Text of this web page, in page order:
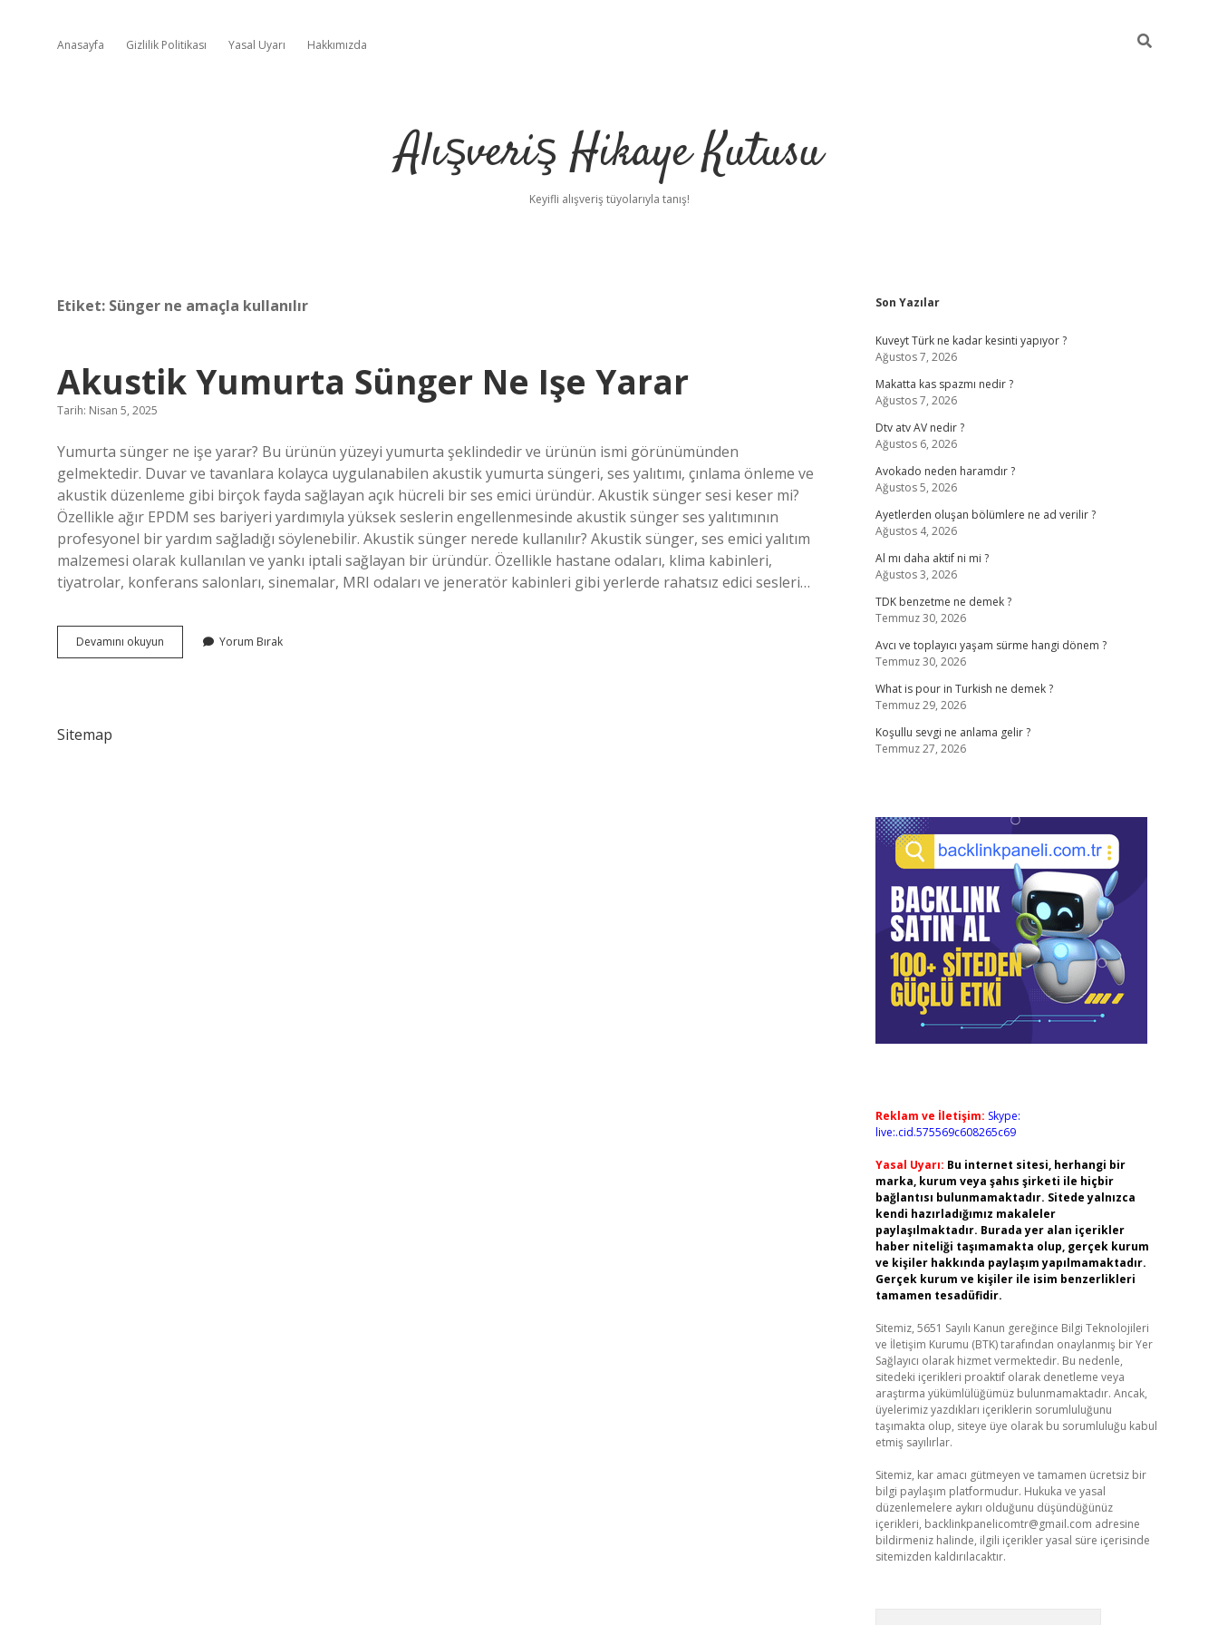
Anasayfa Gizlilik Politikası Yasal Uyarı Hakkımızda
Alışveriş Hikaye Kutusu
Keyifli alışveriş tüyolarıyla tanış!
Etiket: Sünger ne amaçla kullanılır
Akustik Yumurta Sünger Ne Işe Yarar
Tarih: Nisan 5, 2025
Yumurta sünger ne işe yarar? Bu ürünün yüzeyi yumurta şeklindedir ve ürünün ismi görünümünden
gelmektedir. Duvar ve tavanlara kolayca uygulanabilen akustik yumurta süngeri, ses yalıtımı, çınlama önleme ve
akustik düzenleme gibi birçok fayda sağlayan açık hücreli bir ses emici üründür. Akustik sünger sesi keser mi?
Özellikle ağır EPDM ses bariyeri yardımıyla yüksek seslerin engellenmesinde akustik sünger ses yalıtımının
profesyonel bir yardım sağladığı söylenebilir. Akustik sünger nerede kullanılır? Akustik sünger, ses emici yalıtım
malzemesi olarak kullanılan ve yankı iptali sağlayan bir üründür. Özellikle hastane odaları, klima kabinleri,
tiyatrolar, konferans salonları, sinemalar, MRI odaları ve jeneratör kabinleri gibi yerlerde rahatsız edici sesleri…
Devamını okuyun
Yumurta
Yorum Bırak
Sitemap
Sidebar
Son Yazılar
Kuveyt Türk ne kadar kesinti yapıyor ?
Ağustos 7, 2026
Makatta kas spazmı nedir ?
Ağustos 7, 2026
Dtv atv AV nedir ?
Ağustos 6, 2026
Avokado neden haramdır ?
Ağustos 5, 2026
Ayetlerden oluşan bölümlere ne ad verilir ?
Ağustos 4, 2026
Al mı daha aktif ni mi ?
Ağustos 3, 2026
TDK benzetme ne demek ?
Temmuz 30, 2026
Avcı ve toplayıcı yaşam sürme hangi dönem ?
Temmuz 30, 2026
What is pour in Turkish ne demek ?
Temmuz 29, 2026
Koşullu sevgi ne anlama gelir ?
Temmuz 27, 2026
Reklam ve İletişim: Skype:
live:.cid.575569c608265c69
Yasal Uyarı: Bu internet sitesi, herhangi bir
marka, kurum veya şahıs şirketi ile hiçbir
bağlantısı bulunmamaktadır. Sitede yalnızca
kendi hazırladığımız makaleler
paylaşılmaktadır. Burada yer alan içerikler
haber niteliği taşımamakta olup, gerçek kurum
ve kişiler hakkında paylaşım yapılmamaktadır.
Gerçek kurum ve kişiler ile isim benzerlikleri
tamamen tesadüfidir.
Sitemiz, 5651 Sayılı Kanun gereğince Bilgi Teknolojileri
ve İletişim Kurumu (BTK) tarafından onaylanmış bir Yer
Sağlayıcı olarak hizmet vermektedir. Bu nedenle,
sitedeki içerikleri proaktif olarak denetleme veya
araştırma yükümlülüğümüz bulunmamaktadır. Ancak,
üyelerimiz yazdıkları içeriklerin sorumluluğunu
taşımakta olup, siteye üye olarak bu sorumluluğu kabul
etmiş sayılırlar.
Sitemiz, kar amacı gütmeyen ve tamamen ücretsiz bir
bilgi paylaşım platformudur. Hukuka ve yasal
düzenlemelere aykırı olduğunu düşündüğünüz
içerikleri, backlinkpanelicomtr@gmail.com adresine
bildirmeniz halinde, ilgili içerikler yasal süre içerisinde
sitemizden kaldırılacaktır.